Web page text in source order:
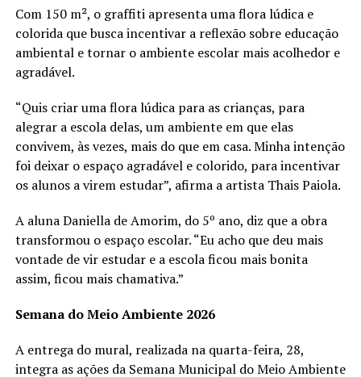
Com 150 m², o graffiti apresenta uma flora lúdica e
colorida que busca incentivar a reflexão sobre educação
ambiental e tornar o ambiente escolar mais acolhedor e
agradável.
“Quis criar uma flora lúdica para as crianças, para
alegrar a escola delas, um ambiente em que elas
convivem, às vezes, mais do que em casa. Minha intenção
foi deixar o espaço agradável e colorido, para incentivar
os alunos a virem estudar”, afirma a artista Thais Paiola.
A aluna Daniella de Amorim, do 5º ano, diz que a obra
transformou o espaço escolar. “Eu acho que deu mais
vontade de vir estudar e a escola ficou mais bonita
assim, ficou mais chamativa.”
Semana do Meio Ambiente 2026
A entrega do mural, realizada na quarta-feira, 28,
integra as ações da Semana Municipal do Meio Ambiente